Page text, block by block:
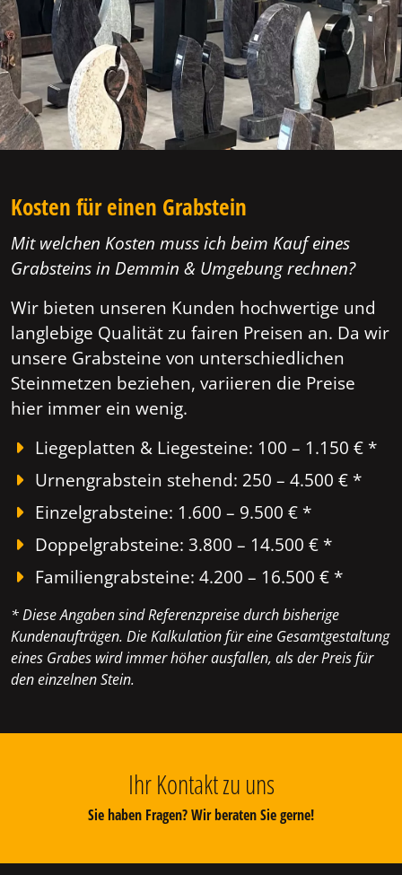
Kosten für einen Grabstein
Mit welchen Kosten muss ich beim Kauf eines
Grabsteins in Demmin & Umgebung rechnen?
Wir bieten unseren Kunden hochwertige und
langlebige Qualität zu fairen Preisen an. Da wir
unsere Grabsteine von unterschiedlichen
Steinmetzen beziehen, variieren die Preise
hier immer ein wenig.
Liegeplatten & Liegesteine: 100 – 1.150 € *
Urnengrabstein stehend: 250 – 4.500 € *
Einzelgrabsteine: 1.600 – 9.500 € *
Doppelgrabsteine: 3.800 – 14.500 € *
Familiengrabsteine: 4.200 – 16.500 € *
* Diese Angaben sind Referenzpreise durch bisherige
Kundenaufträgen. Die Kalkulation für eine Gesamtgestaltung
eines Grabes wird immer höher ausfallen, als der Preis für
den einzelnen Stein.
Ihr Kontakt zu uns
Sie haben Fragen? Wir beraten Sie gerne!